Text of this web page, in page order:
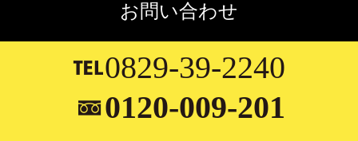
お問い合わせ
0829-39-2240
0120-009-201